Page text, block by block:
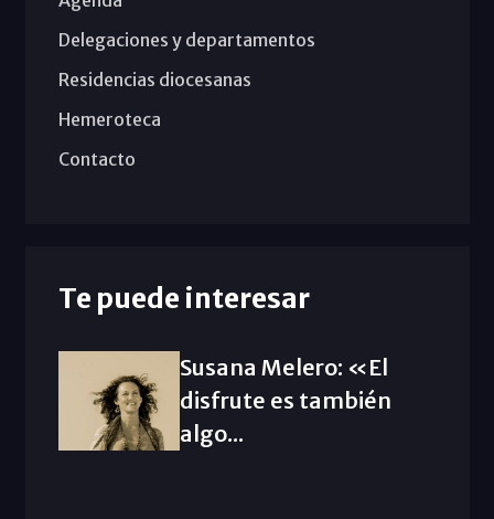
Delegaciones y departamentos
Residencias diocesanas
Hemeroteca
Contacto
Te puede interesar
Susana Melero: «El
disfrute es también
algo...